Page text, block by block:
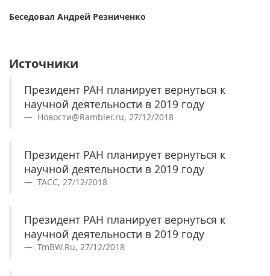
Беседовал Андрей Резниченко
Источники
Президент РАН планирует вернуться к
научной деятельности в 2019 году
Новости@Rambler.ru, 27/12/2018
Президент РАН планирует вернуться к
научной деятельности в 2019 году
ТАСС, 27/12/2018
Президент РАН планирует вернуться к
научной деятельности в 2019 году
TmBW.Ru, 27/12/2018